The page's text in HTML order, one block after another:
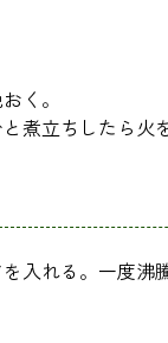
く。
煮立ちしたら火
れる。一度沸